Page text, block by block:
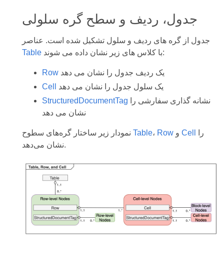
جدول از گره های ردیف و سلول تشکیل شده است. عناصر
Table
با کلاس های زیر نشان داده می شوند:
Row یک ردیف جدول را نشان می دهد
Cell
یک سلول جدول را نشان می دهد
StructuredDocumentTag
نشان می دهد
Table، Row Cell
نشان می‌دهد.